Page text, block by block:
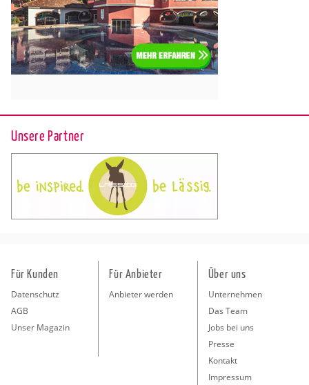
Unsere Partner
Für Kunden
Datenschutz
AGB
Unser Magazin
Für Anbieter
Anbieter werden
Über uns
Unternehmen
Das Team
Jobs bei uns
Presse
Kontakt
Impressum